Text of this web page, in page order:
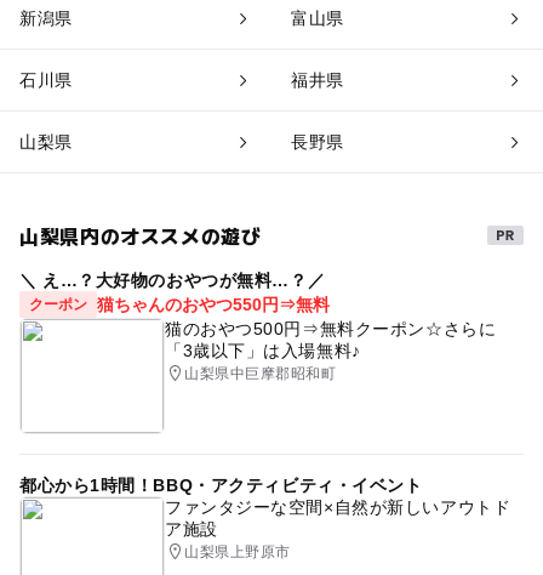
新潟県 富山県
石川県 福井県
山梨県 長野県
山梨県内のオススメの遊び
＼ え…？大好物のおやつが無料…？／
クーポン 猫ちゃんのおやつ550円⇒無料
猫のおやつ500円⇒無料クーポン☆さらに
「3歳以下」は入場無料♪
山梨県中巨摩郡昭和町
都心から1時間！BBQ・アクティビティ・イベント
ファンタジーな空間×自然が新しいアウトド
ア施設
山梨県上野原市